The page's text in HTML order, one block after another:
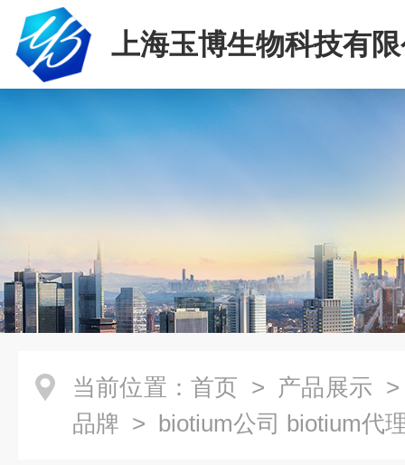
上海玉博生物科技有
当前位置： 首页 > 产品展示
品牌 > biotium公司 biotium代